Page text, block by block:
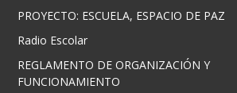
PROYECTO: ESCUELA, ESPACIO DE PAZ
Radio Escolar
REGLAMENTO DE ORGANIZACIÓN Y
FUNCIONAMIENTO